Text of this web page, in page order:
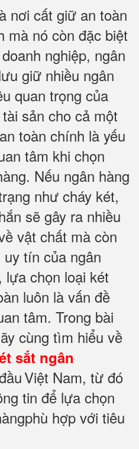
nơi cất giữ an toàn
mà nó còn đặc biệt
nghiệp, ngân
giữ nhiều ngân
quan trọng của
sản cho cả một
toàn chính là yếu
tâm khi chọn
Nếu ngân hàng
như cháy két,
sẽ gây ra nhiều
vật chất mà còn
tín của ngân
chọn loại két
luôn là vấn đề
tâm. Trong bài
cùng tìm hiểu về
sắt ngân
Việt Nam, từ đó
tin để lựa chọn
hợp với tiêu